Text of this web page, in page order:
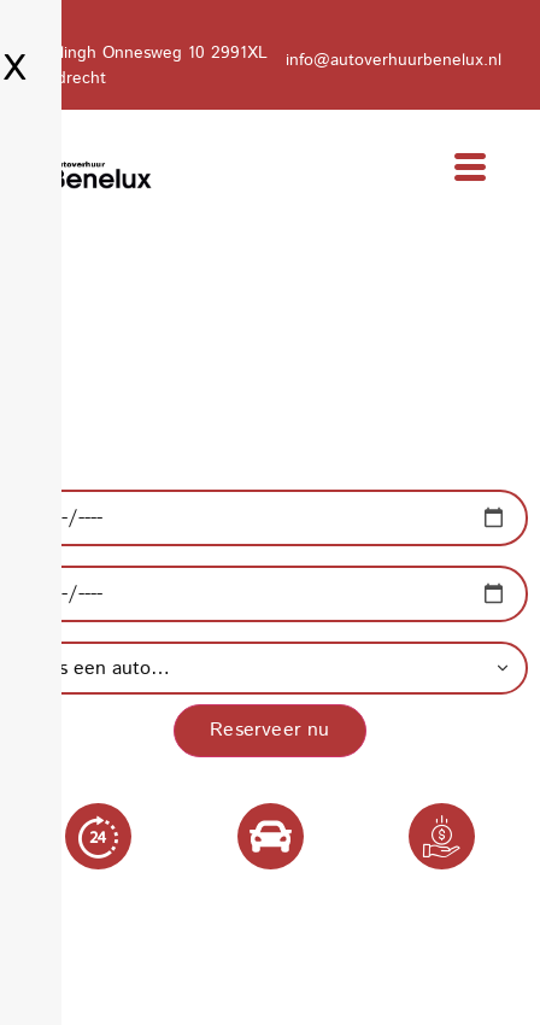
Kamerlingh Onnesweg 10 2991XL
Barendrecht
info@autoverhuurbenelux.nl
X
Retourdatum:
Type auto:
Reserveer nu